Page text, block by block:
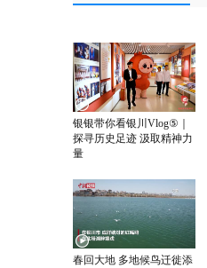
银银带你看银川Vlog⑤｜
探寻历史足迹 汲取精神力
量
春回大地 多地候鸟迁徙添